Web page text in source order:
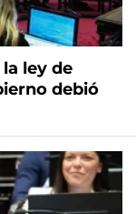
ley de
debió